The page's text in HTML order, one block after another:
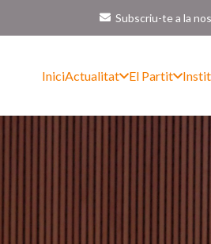
Subscriu-te a la
IniciActualitat El Partit